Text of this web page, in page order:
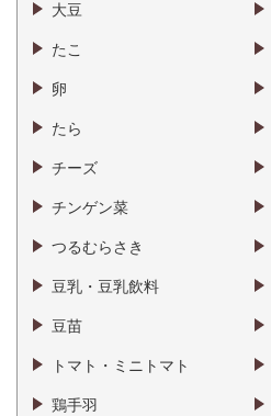
大豆
たこ
卵
たら
チーズ
チンゲン菜
つるむらさき
豆乳・豆乳飲料
豆苗
トマト・ミニトマト
鶏手羽